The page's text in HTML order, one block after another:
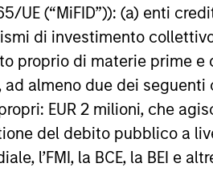
UE (“MiFID”)): (a) enti
di investimento
proprio di materie prime e
almeno due dei seguenti
EUR 2 milioni, che
del debito pubblico a
l’FMI, la BCE, la BEI e
Si fa presente che non tutti i
o disponibilità sia contraria alle
1 non indica un investimento
specifico per le classi di azioni e le
e polizze vita variabili,
come un’unica categoria a fini
dell’extra rendimento mensile
di prodotti vengono